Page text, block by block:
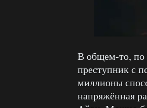
В общем-то, по
преступник с
миллионы
напряжённая